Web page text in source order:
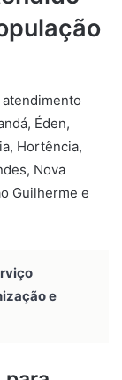
Éden,
Hortência,
Nova
Guilherme e
e